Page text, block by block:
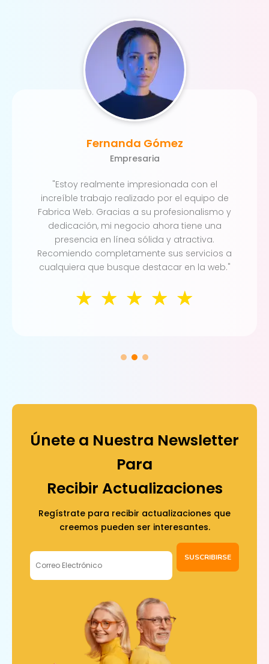
"Estoy realmente impresionada con el
increíble trabajo realizado por el equipo de
Fabrica Web. Gracias a su profesionalismo y
dedicación, mi negocio ahora tiene una
presencia en línea sólida y atractiva.
Recomiendo completamente sus servicios a
cualquiera que busque destacar en la web."
Fernanda Gómez
Empresaria
☆ ☆ ☆ ☆ ☆
Únete a Nuestra Newsletter
Para
Recibir Actualizaciones
Regístrate para recibir actualizaciones que
creemos pueden ser interesantes.
SUSCRIBIRSE